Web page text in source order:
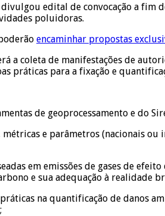
divulgou edital de convocação a
poluidoras.
encaminhar propostas
a coleta de manifestações de
práticas para a fixação e
de geoprocessamento e do
e parâmetros (nacionais
em emissões de gases de
e sua adequação à realidade
na quantificação de danos